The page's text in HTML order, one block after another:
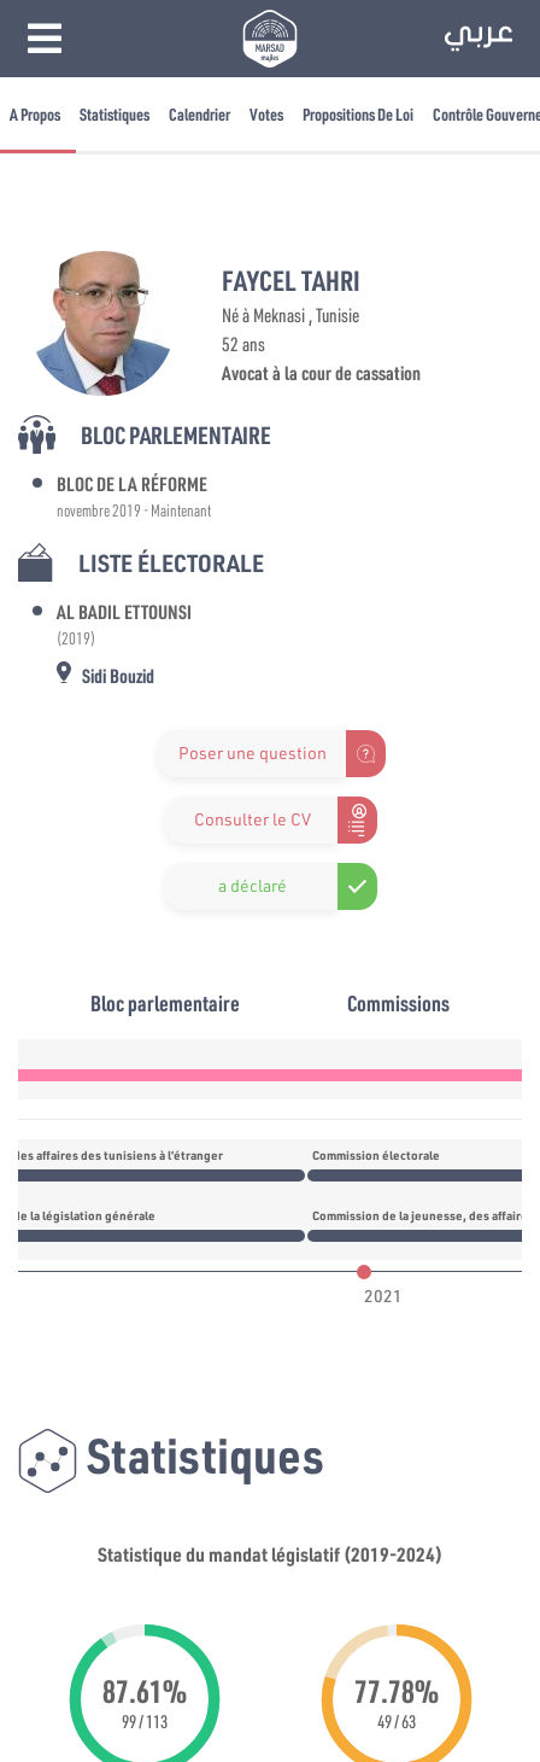
A Propos Statistiques Calendrier Votes Propositions De Loi Contrôle
FAYCEL TAHRI
Né à Meknasi , Tunisie
52 ans
Avocat à la cour de cassation
BLOC PARLEMENTAIRE
BLOC DE LA RÉFORME
novembre 2019 - Maintenant
LISTE ÉLECTORALE
AL BADIL ETTOUNSI
(2019)
Sidi Bouzid
Poser une question
Consulter le CV
a déclaré
Bloc parlementaire Commissions
des affaires des tunisiens à l’étranger Commission électorale
de la législation générale Commission de la jeunesse, des
2021
Statistiques
Statistique du mandat législatif (2019-2024)
87.61%
99 / 113
77.78%
49 / 63